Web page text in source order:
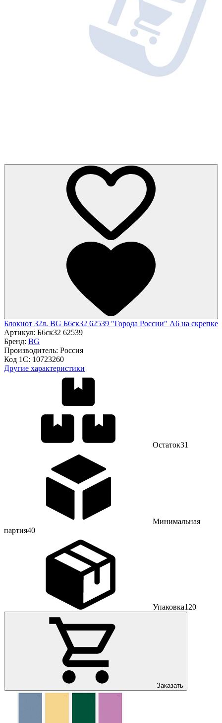
Блокнот 32л. BG Б6ск32 62539 "Города России" А6 на скрепке
Артикул: Б6ск32 62539
Бренд: BG
Производитель: Россия
Код 1С: 10723260
Другие характеристики
Остаток31
Минимальная
партия40
Упаковка120
Заказать